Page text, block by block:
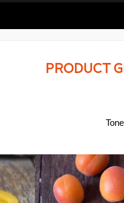
PRODUCT